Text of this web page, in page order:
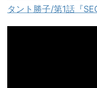
タント勝子/第1話『